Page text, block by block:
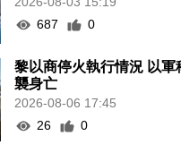
687
0
黎以商停火執行情況 以軍
襲身亡
2026-08-06 17:45
26
0